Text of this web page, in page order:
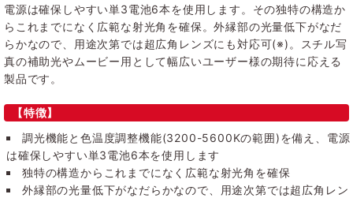
電源は確保しやすい単3電池6本を使用します。その独特の構造か
らこれまでになく広範な射光角を確保。外縁部の光量低下がなだ
らかなので、用途次第では超広角レンズにも対応可(※)。スチル写
真の補助光やムービー用として幅広いユーザー様の期待に応える
製品です。
【特徴】
調光機能と色温度調整機能(3200-5600Kの範囲)を備え、電源
は確保しやすい単3電池6本を使用します
独特の構造からこれまでになく広範な射光角を確保
外縁部の光量低下がなだらかなので、用途次第では超広角レン